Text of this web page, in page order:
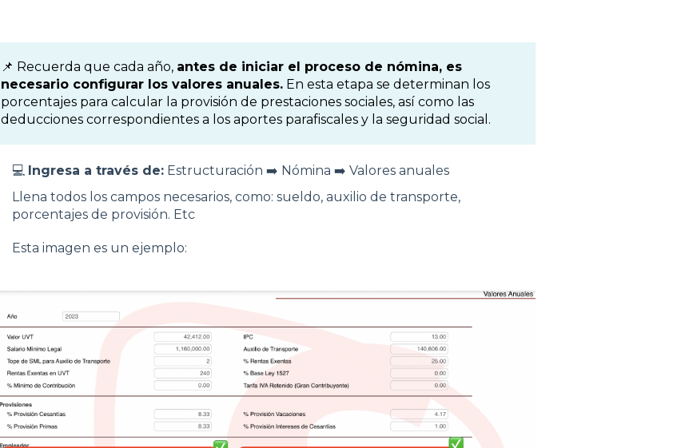
📌 Recuerda que cada año, antes de iniciar el proceso de nómina, es
necesario configurar los valores anuales.En esta etapa se determinan los
porcentajes para calcular la provisión de prestaciones sociales, así como las
deducciones correspondientes a los aportes parafiscales y la seguridad social.
💻 Ingresa a través de:Estructuración ➡️ Nómina ➡️ Valores anuales
Llena todos los campos necesarios, como: sueldo, auxilio de transporte,
porcentajes de provisión. Etc
Esta imagen es un ejemplo: